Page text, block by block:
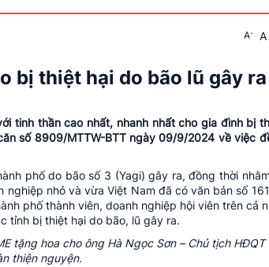
Trung ương
Thành viên
Doanh nhân,
A- A
bị thiệt hại do bão lũ gây ra
tinh thần cao nhất, nhanh nhất cho gia đình bị
số 8909/MTTW-BTT ngày 09/9/2024 về việc
phố do bão số 3 (Yagi) gây ra, đồng thời
nhỏ và vừa Việt Nam đã có văn bản số
phố thành viên, doanh nghiệp hội viên trên cả
tỉnh bị thiệt hại do bão, lũ gây ra.
tặng hoa cho ông Hà Ngọc Sơn – Chủ tịch
thiện nguyện.